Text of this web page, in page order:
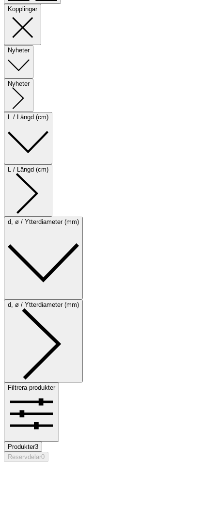
Kopplingar
Nyheter
Nyheter
L / Längd (cm)
L / Längd (cm)
d, ø / Ytterdiameter (mm)
d, ø / Ytterdiameter (mm)
Filtrera produkter
Produkter3
Reservdelar0